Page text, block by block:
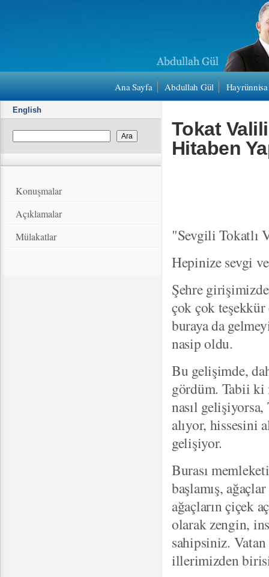
Ana Sayfa Abdullah Gül
English
Konuşmalar
Açıklamalar
Mülakatlar
Tokat
Hitaben
"Sevgili Tokatlı
Hepinize sevgi
Şehre
çok çok teşekkür
buraya da
nasip oldu.
Bu gelişimde,
gördüm. Tabii ki
nasıl
alıyor, hissesini
gelişiyor.
Burası
başlamış,
ağaçların çiçek
olarak zengin,
sahipsiniz.
illerimizden